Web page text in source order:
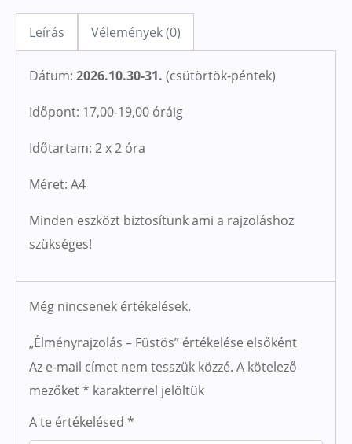
Leírás Vélemények (0)
Dátum: 2026.10.30-31. (csütörtök-péntek)
Időpont: 17,00-19,00 óráig
Időtartam: 2 x 2 óra
Méret: A4
Minden eszközt biztosítunk ami a rajzoláshoz
szükséges!
Még nincsenek értékelések.
„Élményrajzolás – Füstös” értékelése elsőként
Az e-mail címet nem tesszük közzé. A kötelező
mezőket* karakterrel jelöltük
A te értékelésed *